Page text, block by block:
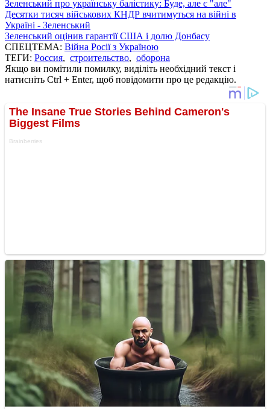
Зеленський про українську балістику: Буде, але є "але"
Десятки тисяч військових КНДР вчитимуться на війні в
Україні - Зеленський
Зеленський оцінив гарантії США і долю Донбасу
СПЕЦТЕМА: Війна Росії з Україною
ТЕГИ: Россия, строительство, оборона
Якщо ви помітили помилку, виділіть необхідний текст і
натисніть Ctrl + Enter, щоб повідомити про це редакцію.